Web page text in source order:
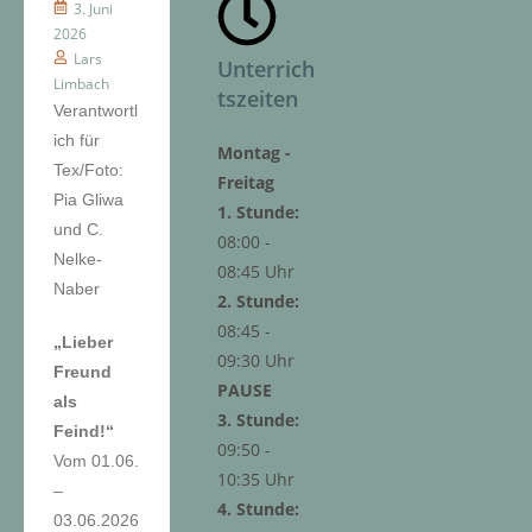
Unterrich
tszeiten
Montag -
Freitag
1. Stunde:
08:00 -
08:45 Uhr
2. Stunde:
08:45 -
09:30 Uhr
PAUSE
3. Stunde:
09:50 -
10:35 Uhr
4. Stunde:
3. Juni
2026
Lars
Limbach
Verantwortl
ich für
Tex/Foto:
Pia Gliwa
und C.
Nelke-
Naber
„Lieber
Freund
als
Feind!“
Vom 01.06.
–
03.06.2026